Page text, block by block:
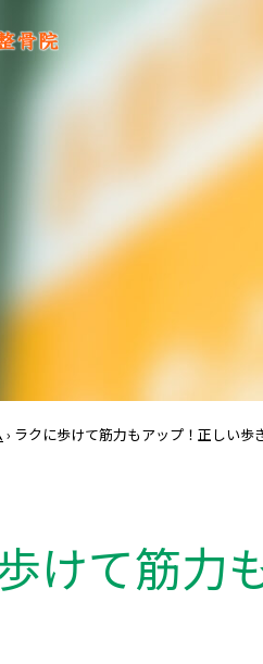
› ラクに歩けて筋力もアップ！正しい歩
けて筋力